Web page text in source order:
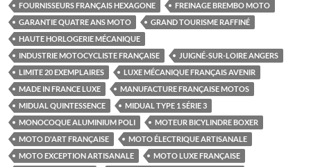
FOURNISSEURS FRANÇAIS HEXAGONE
FREINAGE BREMBO MOTO
GARANTIE QUATRE ANS MOTO
GRAND TOURISME RAFFINÉ
HAUTE HORLOGERIE MÉCANIQUE
INDUSTRIE MOTOCYCLISTE FRANÇAISE
JUIGNÉ-SUR-LOIRE ANGERS
LIMITE 20 EXEMPLAIRES
LUXE MÉCANIQUE FRANÇAIS AVENIR
MADE IN FRANCE LUXE
MANUFACTURE FRANÇAISE MOTOS
MIDUAL QUINTESSENCE
MIDUAL TYPE 1 SÉRIE 3
MONOCOQUE ALUMINIUM POLI
MOTEUR BICYLINDRE BOXER
MOTO D'ART FRANÇAISE
MOTO ÉLECTRIQUE ARTISANALE
MOTO EXCEPTION ARTISANALE
MOTO LUXE FRANÇAISE